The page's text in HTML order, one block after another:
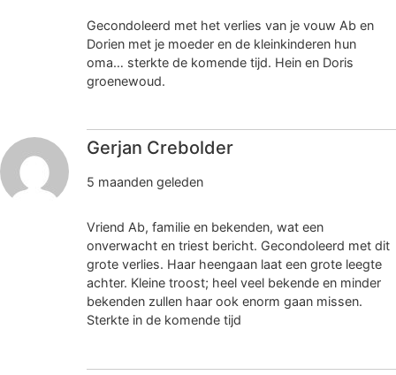
Gecondoleerd met het verlies van je vouw Ab en
Dorien met je moeder en de kleinkinderen hun
oma… sterkte de komende tijd. Hein en Doris
groenewoud.
Gerjan Crebolder
5 maanden geleden
Vriend Ab, familie en bekenden, wat een
onverwacht en triest bericht. Gecondoleerd met dit
grote verlies. Haar heengaan laat een grote leegte
achter. Kleine troost; heel veel bekende en minder
bekenden zullen haar ook enorm gaan missen.
Sterkte in de komende tijd